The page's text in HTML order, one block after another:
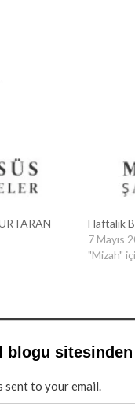
Haftalık
7 Mayıs
"Mizah"
blogu
sent to your email.